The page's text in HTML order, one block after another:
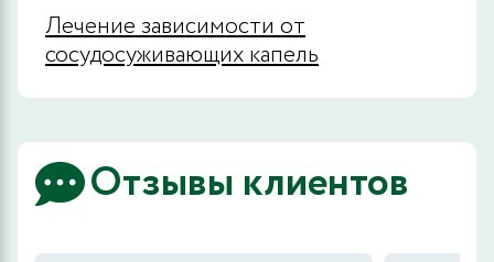
Лечение зависимости от
сосудосуживающих капель
Отзывы клиентов